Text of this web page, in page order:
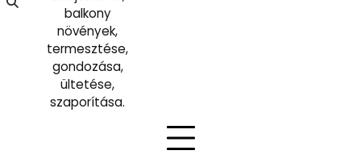
balkony
növények,
termesztése,
gondozása,
ültetése,
szaporítása.